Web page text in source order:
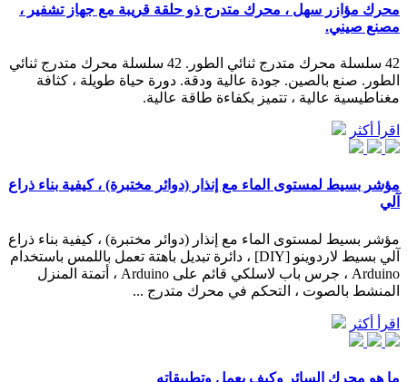
محرك مؤازر سهل ، محرك متدرج ذو حلقة قريبة مع جهاز تشفير ،
مصنع صيني.
42 سلسلة محرك متدرج ثنائي الطور. 42 سلسلة محرك متدرج ثنائي
الطور. صنع بالصين. جودة عالية ودقة. دورة حياة طويلة ، كثافة
مغناطيسية عالية ، تتميز بكفاءة طاقة عالية.
اقرأ أكثر
مؤشر بسيط لمستوى الماء مع إنذار (دوائر مختبرة) ، كيفية بناء ذراع
آلي
مؤشر بسيط لمستوى الماء مع إنذار (دوائر مختبرة) ، كيفية بناء ذراع
آلي بسيط لاردوينو [DIY] ، دائرة تبديل باهتة تعمل باللمس باستخدام
Arduino ، جرس باب لاسلكي قائم على Arduino ، أتمتة المنزل
المنشط بالصوت ، التحكم في محرك متدرج ...
اقرأ أكثر
ما هو محرك السائر وكيف يعمل وتطبيقاته